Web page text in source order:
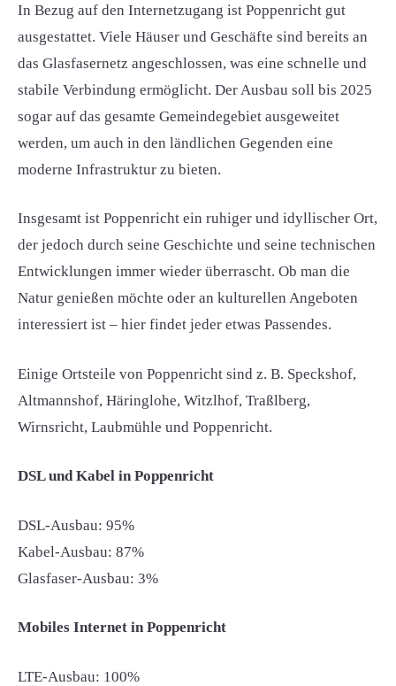
In Bezug auf den Internetzugang ist Poppenricht gut
ausgestattet. Viele Häuser und Geschäfte sind bereits an
das Glasfasernetz angeschlossen, was eine schnelle und
stabile Verbindung ermöglicht. Der Ausbau soll bis 2025
sogar auf das gesamte Gemeindegebiet ausgeweitet
werden, um auch in den ländlichen Gegenden eine
moderne Infrastruktur zu bieten.
Insgesamt ist Poppenricht ein ruhiger und idyllischer Ort,
der jedoch durch seine Geschichte und seine technischen
Entwicklungen immer wieder überrascht. Ob man die
Natur genießen möchte oder an kulturellen Angeboten
interessiert ist – hier findet jeder etwas Passendes.
Einige Ortsteile von Poppenricht sind z. B. Speckshof,
Altmannshof, Häringlohe, Witzlhof, Traßlberg,
Wirnsricht, Laubmühle und Poppenricht.
DSL und Kabel in Poppenricht
DSL-Ausbau: 95%
Kabel-Ausbau: 87%
Glasfaser-Ausbau: 3%
Mobiles Internet in Poppenricht
LTE-Ausbau: 100%